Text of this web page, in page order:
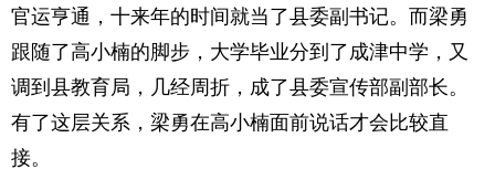
官运亨通，十来年的时间就当了县委副书记。而梁勇
跟随了高小楠的脚步，大学毕业分到了成津中学，又
调到县教育局，几经周折，成了县委宣传部副部长。
有了这层关系，梁勇在高小楠面前说话才会比较直
接。